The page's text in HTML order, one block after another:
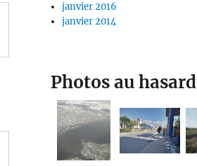
janvier 2016
janvier 2014
Photos au hasard